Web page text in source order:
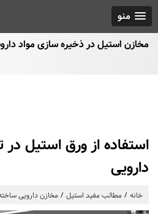
منو
مخازن استیل در ذخیره سازی مواد
استفاده از ورق استیل در
دارویی
خانه مطالب مفید استیل مخازن دارویی